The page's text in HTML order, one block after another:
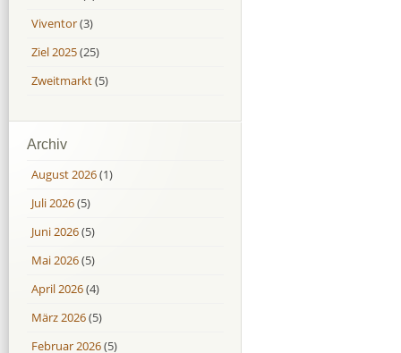
Viventor(3)
Ziel 2025(25)
Zweitmarkt(5)
Archiv
August 2026(1)
Juli 2026(5)
Juni 2026(5)
Mai 2026(5)
April 2026(4)
März 2026(5)
Februar 2026(5)